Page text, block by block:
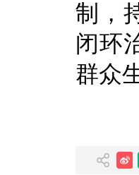
制，
闭环
群众